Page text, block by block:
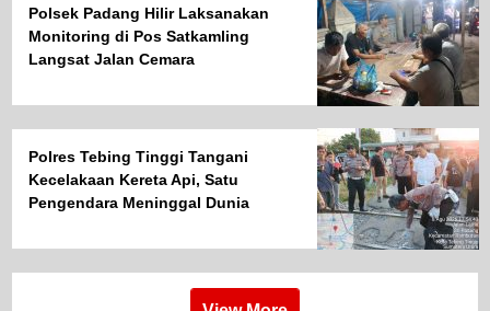
Polsek Padang Hilir Laksanakan
Monitoring di Pos Satkamling
Langsat Jalan Cemara
Polres Tebing Tinggi Tangani
Kecelakaan Kereta Api, Satu
Pengendara Meninggal Dunia